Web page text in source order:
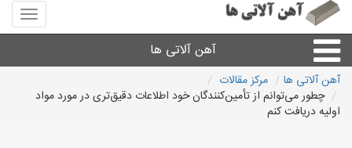
منوی
سایت
آلاتی
آهن آلاتی ها
میلگرد نبشی،مفتول
آهن آلاتی ها
مرکز مقالات
چطور می‌توانم از تأمین‌کنندگان خود اطلاعات دقیق‌تری در مورد مواد
اولیه دریافت کنم